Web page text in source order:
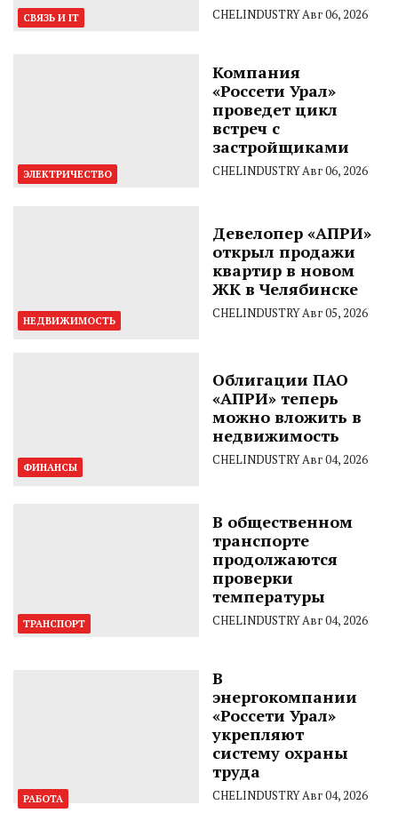
СВЯЗЬ И IT CHELINDUSTRYАвг 06, 2026
ЭЛЕКТРИЧЕСТВО
Компания
«Россети Урал»
проведет цикл
встреч с
застройщиками
CHELINDUSTRYАвг 06, 2026
НЕДВИЖИМОСТЬ
Девелопер «АПРИ»
открыл продажи
квартир в новом
ЖК в Челябинске
CHELINDUSTRYАвг 05, 2026
ФИНАНСЫ
Облигации ПАО
«АПРИ» теперь
можно вложить в
недвижимость
CHELINDUSTRYАвг 04, 2026
ТРАНСПОРТ
В общественном
транспорте
продолжаются
проверки
температуры
CHELINDUSTRYАвг 04, 2026
РАБОТА
В
энергокомпании
«Россети Урал»
укрепляют
систему охраны
труда
CHELINDUSTRYАвг 04, 2026